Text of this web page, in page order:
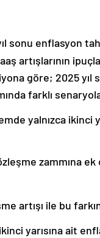
sonu enflasyon
artışlarının
göre; 2025
farklı
yalnızca ikinci
zammına ek
artışı ile bu
yarısına ait